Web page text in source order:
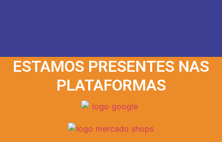
ESTAMOS PRESENTES NAS
PLATAFORMAS